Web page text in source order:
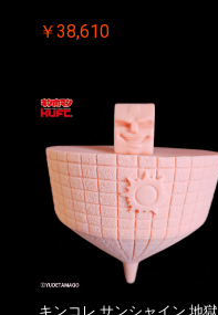
￥38,610
キンコレ サンシャイン 地獄